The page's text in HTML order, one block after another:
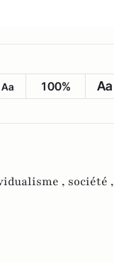
Aa 100% Aa
, société ,